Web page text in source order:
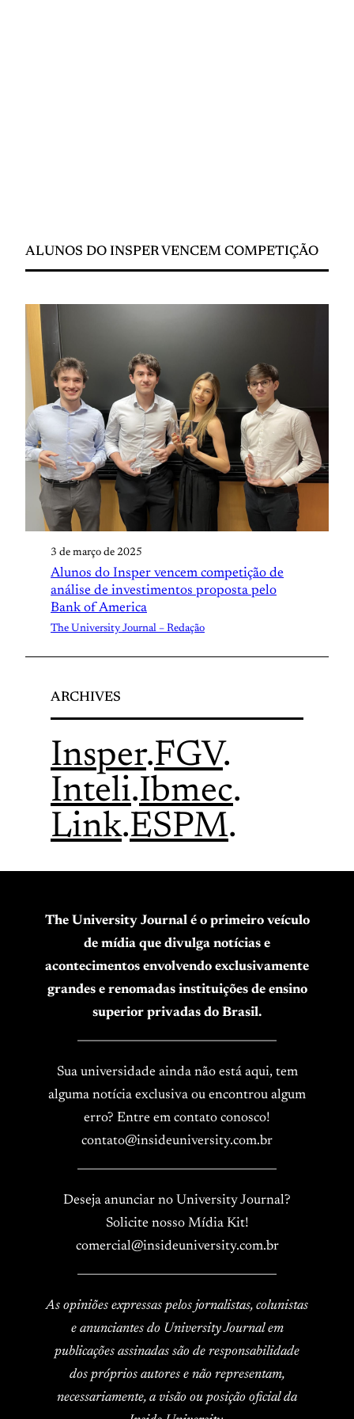
ALUNOS DO INSPER VENCEM COMPETIÇÃO
3 de março de 2025
Alunos do Insper vencem competição de
análise de investimentos proposta pelo
Bank of America
The University Journal – Redação
ARCHIVES
Insper.FGV.
Inteli.Ibmec.
Link.ESPM.
The University Journal é o primeiro veículo
de mídia que divulga notícias e
acontecimentos envolvendo exclusivamente
grandes e renomadas instituições de ensino
superior privadas do Brasil.
Sua universidade ainda não está aqui, tem
alguma notícia exclusiva ou encontrou algum
erro? Entre em contato conosco!
contato@insideuniversity.com.br
Deseja anunciar no University Journal?
Solicite nosso Mídia Kit!
comercial@insideuniversity.com.br
As opiniões expressas pelos jornalistas, colunistas
e anunciantes do University Journal em
publicações assinadas são de responsabilidade
dos próprios autores e não representam,
necessariamente, a visão ou posição oficial da